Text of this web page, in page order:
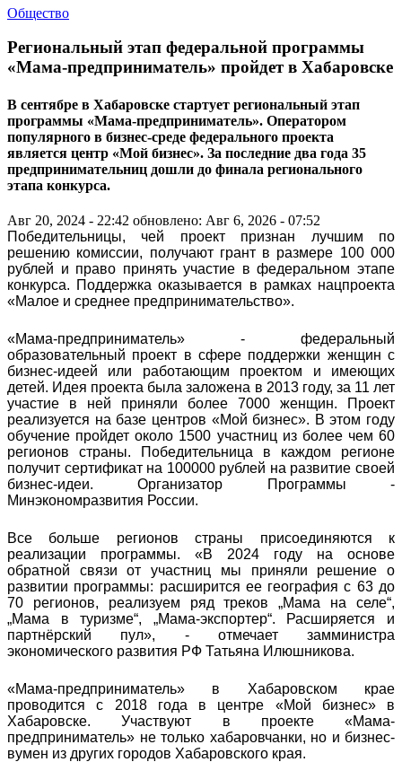
Общество
Региональный этап федеральной программы
«Мама-предприниматель» пройдет в Хабаровске
В сентябре в Хабаровске стартует региональный этап
программы «Мама-предприниматель». Оператором
популярного в бизнес-среде федерального проекта
является центр «Мой бизнес». За последние два года 35
предпринимательниц дошли до финала регионального
этапа конкурса.
Авг 20, 2024 - 22:42 обновлено: Авг 6, 2026 - 07:52
Победительницы, чей проект признан лучшим по
решению комиссии, получают грант в размере 100 000
рублей и право принять участие в федеральном этапе
конкурса. Поддержка оказывается в рамках нацпроекта
«Малое и среднее предпринимательство».
«Мама-предприниматель» - федеральный
образовательный проект в сфере поддержки женщин с
бизнес-идеей или работающим проектом и имеющих
детей. Идея проекта была заложена в 2013 году, за 11 лет
участие в ней приняли более 7000 женщин. Проект
реализуется на базе центров «Мой бизнес». В этом году
обучение пройдет около 1500 участниц из более чем 60
регионов страны. Победительница в каждом регионе
получит сертификат на 100000 рублей на развитие своей
бизнес-идеи. Организатор Программы -
Минэкономразвития России.
Все больше регионов страны присоединяются к
реализации программы. «В 2024 году на основе
обратной связи от участниц мы приняли решение о
развитии программы: расширится ее география с 63 до
70 регионов, реализуем ряд треков „Мама на селе“,
„Мама в туризме“, „Мама-экспортер“. Расширяется и
партнёрский пул», - отмечает замминистра
экономического развития РФ Татьяна Илюшникова.
«Мама-предприниматель» в Хабаровском крае
проводится с 2018 года в центре «Мой бизнес» в
Хабаровске. Участвуют в проекте «Мама-
предприниматель» не только хабаровчанки, но и бизнес-
вумен из других городов Хабаровского края.